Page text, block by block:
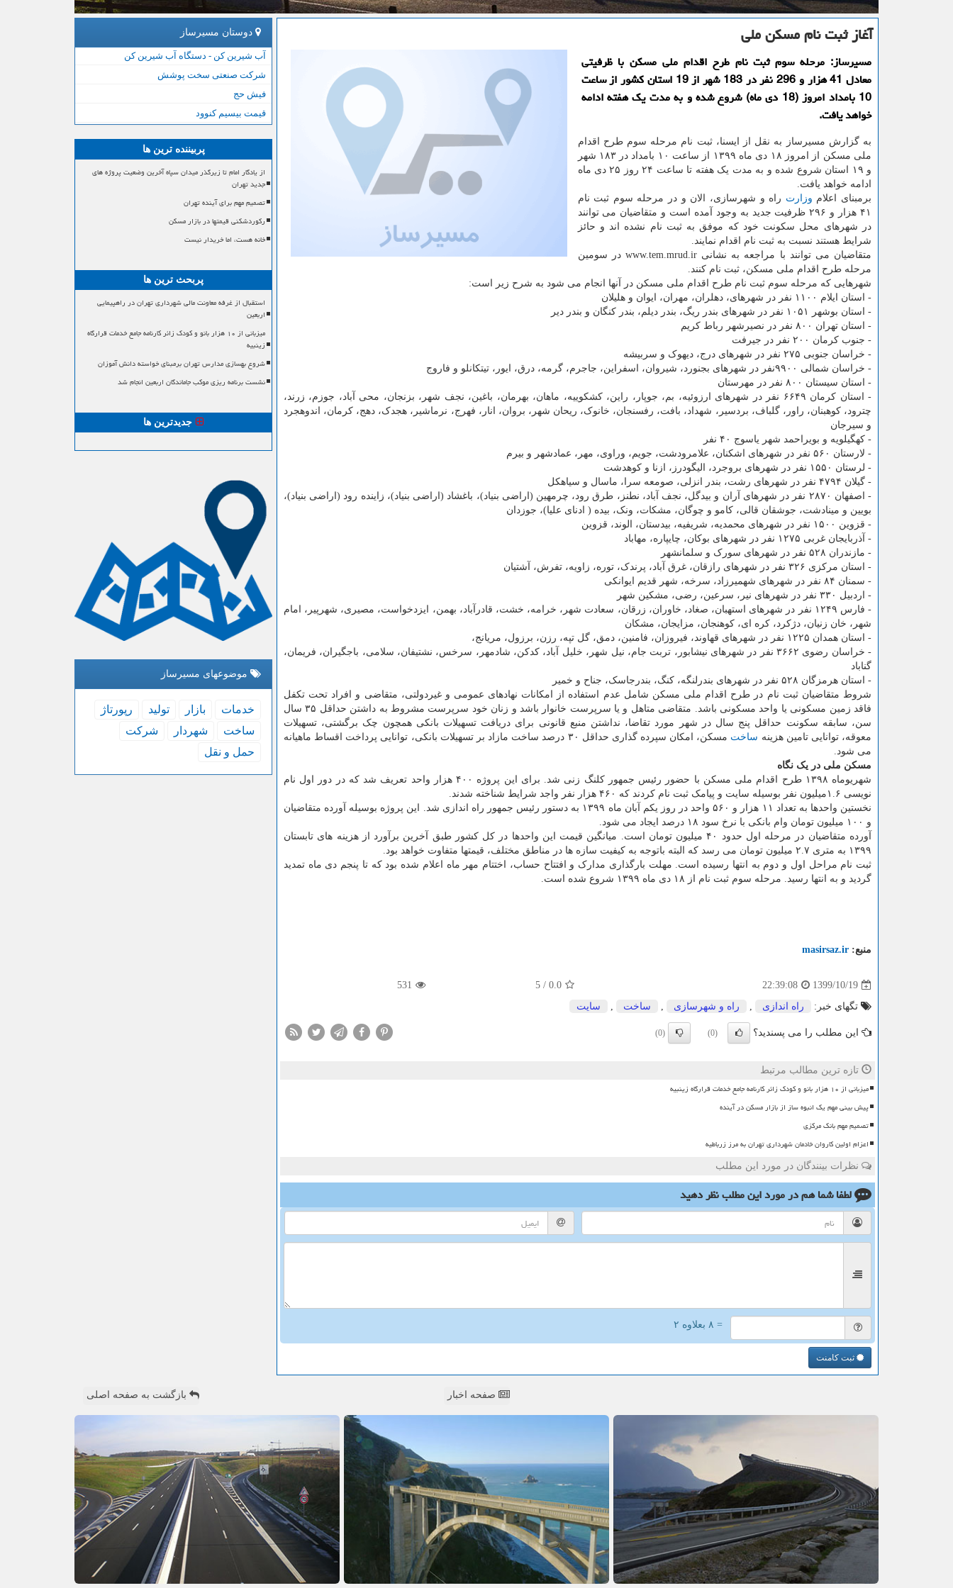
آغاز ثبت نام مسكن ملی
مسیرساز: مرحله سوم ثبت نام طرح اقدام ملی مسکن با ظرفیتی
معادل 41 هزار و 296 نفر در 183 شهر از 19 استان کشور از ساعت
10 بامداد امروز (18 دی ماه) شروع شده و به مدت یک هفته ادامه
خواهد یافت.
به گزارش مسیرساز به نقل از ایسنا، ثبت نام مرحله سوم طرح اقدام
ملی مسکن از امروز ۱۸ دی ماه ۱۳۹۹ از ساعت ۱۰ بامداد در ۱۸۳ شهر
و ۱۹ استان شروع شده و به مدت یک هفته تا ساعت ۲۴ روز ۲۵ دی ماه
ادامه خواهد یافت.
برمبنای اعلام وزارت راه و شهرسازی، الان و در مرحله سوم ثبت نام
۴۱ هزار و ۲۹۶ ظرفیت جدید به وجود آمده است و متقاضیان می توانند
در شهرهای محل سکونت خود که موفق به ثبت نام نشده اند و حائز
شرایط هستند نسبت به ثبت نام اقدام نمایند.
متقاضیان می توانند با مراجعه به نشانی www.tem.mrud.ir در سومین
مرحله طرح اقدام ملی مسکن، ثبت نام کنند.
شهرهایی که مرحله سوم ثبت نام طرح اقدام ملی مسکن در آنها انجام می شود به شرح زیر است:
- استان ایلام ۱۱۰۰ نفر در شهرهای، دهلران، مهران، ایوان و هلیلان
- استان بوشهر ۱۰۵۱ نفر در شهرهای بندر ریگ، بندر دیلم، بندر کنگان و بندر دیر
- استان تهران ۸۰۰ نفر در نصیرشهر رباط کریم
- جنوب کرمان ۲۰۰ نفر در جیرفت
- خراسان جنوبی ۲۷۵ نفر در شهرهای درج، دیهوک و سربیشه
- خراسان شمالی ۹۹۰۰نفر در شهرهای بجنورد، شیروان، اسفراین، جاجرم، گرمه، درق، ایور، تیتکانلو و فاروج
- استان سیستان ۸۰۰ نفر در مهرستان
- استان کرمان ۶۶۴۹ نفر در شهرهای ارزوئیه، بم، جوپار، راین، کشکوییه، ماهان، بهرمان، باغین، نجف شهر، بزنجان، محی آباد، جوزم، زرند،
چترود، کوهبنان، راور، گلباف، بردسیر، شهداد، بافت، رفسنجان، خانوک، ریحان شهر، بروان، انار، فهرج، نرماشیر، هجدک، دهج، کرمان، اندوهجرد
و سیرجان
- کهگیلویه و بویراحمد شهر یاسوج ۴۰ نفر
- لارستان ۵۶۰ نفر در شهرهای اشکنان، علامرودشت، جویم، وراوی، مهر، عمادشهر و بیرم
- لرستان ۱۵۵۰ نفر در شهرهای بروجرد، الیگودرز، ازنا و کوهدشت
- گیلان ۴۷۹۴ نفر در شهرهای رشت، بندر انزلی، صومعه سرا، ماسال و سیاهکل
- اصفهان ۲۸۷۰ نفر در شهرهای آران و بیدگل، نجف آباد، نطنز، طرق رود، چرمهین (اراضی بنیاد)، باغشاد (اراضی بنیاد)، زاینده رود (اراضی بنیاد)،
بویین و مینادشت، جوشقان قالی، کامو و چوگان، مشکات، ونک، بیده ( ادنای علیا)، جوزدان
- قزوین ۱۵۰۰ نفر در شهرهای محمدیه، شریفیه، بیدستان، الوند، قزوین
- آذربایجان غربی ۱۲۷۵ نفر در شهرهای بوکان، چایپاره، مهاباد
- مازندران ۵۲۸ نفر در شهرهای سورک و سلمانشهر
- استان مرکزی ۳۲۶ نفر در شهرهای رازقان، غرق آباد، پرندک، توره، زاویه، تفرش، آشتیان
- سمنان ۸۴ نفر در شهرهای شهمیرزاد، سرخه، شهر قدیم ایوانکی
- اردبیل ۳۳۰ نفر در شهرهای نیر، سرعین، رضی، مشکین شهر
- فارس ۱۲۴۹ نفر در شهرهای استهبان، صغاد، خاوران، زرقان، سعادت شهر، خرامه، خشت، قادرآباد، بهمن، ایزدخواست، مصیری، شهرپیر، امام
شهر، خان زنیان، دژکرد، کره ای، کوهنجان، مزایجان، مشکان
- استان همدان ۱۲۲۵ نفر در شهرهای قهاوند، فیروزان، فامنین، دمق، گل تپه، رزن، برزول، مریانج،
- خراسان رضوی ۳۶۶۲ نفر در شهرهای نیشابور، تربت جام، نیل شهر، خلیل آباد، کدکن، شادمهر، سرخس، نشتیفان، سلامی، باجگیران، فریمان،
گناباد
- استان هرمزگان ۵۲۸ نفر در شهرهای بندرلنگه، کنگ، بندرجاسک، جناح و خمیر
شروط متقاضیان ثبت نام در طرح اقدام ملی مسکن شامل عدم استفاده از امکانات نهادهای عمومی و غیردولتی، متقاضی و افراد تحت تکفل
فاقد زمین مسکونی یا واحد مسکونی باشد. متقاضی متاهل و یا سرپرست خانوار باشد و زنان خود سرپرست مشروط به داشتن حداقل ۳۵ سال
سن، سابقه سکونت حداقل پنج سال در شهر مورد تقاضا، نداشتن منبع قانونی برای دریافت تسهیلات بانکی همچون چک برگشتی، تسهیلات
معوقه، توانایی تامین هزینه ساخت
مسکن، امکان سپرده گذاری حداقل ۳۰ درصد ساخت مازاد بر تسهیلات بانکی، توانایی پرداخت اقساط ماهیانه
می شود.
مسکن ملی در یک نگاه
شهریوماه ۱۳۹۸ طرح اقدام ملی مسکن با حضور رئیس جمهور کلنگ زنی شد. برای این پروژه ۴۰۰ هزار واحد تعریف شد که در دور اول نام
نویسی ۱.۶میلیون نفر بوسیله سایت و پیامک ثبت نام کردند که ۴۶۰ هزار نفر واجد شرایط شناخته شدند.
نخستین واحدها به تعداد ۱۱ هزار و ۵۶۰ واحد در روز یکم آبان ماه ۱۳۹۹ به دستور رئیس جمهور راه اندازی شد. این پروژه بوسیله آورده متقاضیان
و ۱۰۰ میلیون تومان وام بانکی با نرخ سود ۱۸ درصد ایجاد می شود.
آورده متقاضیان در مرحله اول حدود ۴۰ میلیون تومان است. میانگین قیمت این واحدها در کل کشور طبق آخرین برآورد از هزینه های تابستان
۱۳۹۹ به متری ۲.۷ میلیون تومان می رسد که البته باتوجه به کیفیت سازه ها در مناطق مختلف، قیمتها متفاوت خواهد بود.
ثبت نام مراحل اول و دوم به انتها رسیده است. مهلت بارگذاری مدارک و افتتاح حساب، اختتام مهر ماه اعلام شده بود که تا پنجم دی ماه تمدید
گردید و به انتها رسید. مرحله سوم ثبت نام از ۱۸ دی ماه ۱۳۹۹ شروع شده است.
منبع: masirsaz.ir
1399/10/19
22:39:08
0.0
/
5
531
تگهای خبر: راه اندازی , راه و شهرسازی , ساخت , سایت
این مطلب را می پسندید؟ (0)
(0)
تازه ترین مطالب مرتبط
میزبانی از ۱۰ هزار بانو و کودک زائر کارنامه جامع خدمات قرارگاه زینبیه
پیش بینی مهم یک انبوه ساز از بازار مسکن در آینده
تصمیم مهم بانک مرکزی
اعزام اولین کاروان خادمان شهرداری تهران به مرز زرباطیه
نظرات بینندگان در مورد این مطلب
لطفا شما همدر مورد این مطلبنظر دهید
= ۸ بعلاوه ۲
ثبت کامنت
دوستان مسیرساز
آب شیرین کن - دستگاه آب شیرین کن
شرکت صنعتی سخت پوشش
فیش حج
قیمت بیسیم کنوود
پربیننده ترین ها
از یادگار امام تا زیرگذر میدان سپاه آخرین وضعیت پروژه های
جدید تهران
تصمیم مهم برای آینده تهران
رکوردشکنی قیمتها در بازار مسکن
خانه هست، اما خریدار نیست
پربحث ترین ها
استقبال از غرفه معاونت مالی شهرداری تهران در راهپیمایی
اربعین
میزبانی از ۱۰ هزار بانو و کودک زائر کارنامه جامع خدمات قرارگاه
زینبیه
شروع بهسازی مدارس تهران برمبنای خواسته دانش آموزان
نشست برنامه ریزی موکب جاماندگان اربعین انجام شد
جدیدترین ها
موضوعهای مسیرساز
خدمات بازار تولید
رپورتاژ
ساخت
شهردار
شركت
حمل و نقل
صفحه اخبار بازگشت به صفحه اصلی